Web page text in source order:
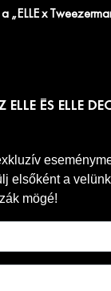
„ELLE x
ELLE ÉS ELLE
elsőként a
mögé!